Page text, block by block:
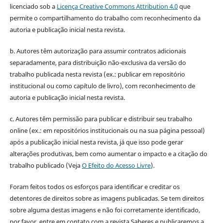
licenciado sob a Licença Creative Commons Attribution 4.0que
permite o compartilhamento do trabalho com reconhecimento da
autoria e publicação inicial nesta revista.
b. Autores têm autorização para assumir contratos adicionais
separadamente, para distribuição não-exclusiva da versão do
trabalho publicada nesta revista (ex.: publicar em repositório
institucional ou como capítulo de livro), com reconhecimento de
autoria e publicação inicial nesta revista.
c. Autores têm permissão para publicar e distribuir seu trabalho
online (ex.: em repositórios institucionais ou na sua página pessoal)
após a publicação inicial nesta revista, já que isso pode gerar
alterações produtivas, bem como aumentar o impacto e a citação do
trabalho publicado (VejaO Efeito do Acesso Livre).
Foram feitos todos os esforços para identificar e creditar os
detentores de direitos sobre as imagens publicadas. Se tem direitos
sobre alguma destas imagens e não foi corretamente identificado,